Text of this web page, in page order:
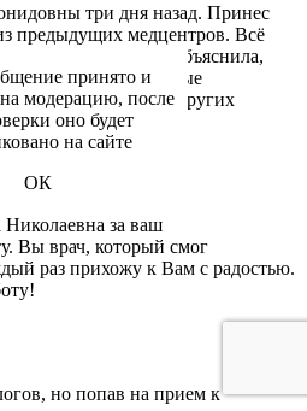
три дня назад. Принес
предыдущих медцентров. Всё
очень подробно объяснила,
необходимые
как предлагали в других
за ваш
Вы врач, который смог
раз прихожу к Вам с радостью.
но попав на прием к
принято и
модерацию, после
оно будет
на сайте
ОК